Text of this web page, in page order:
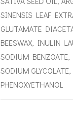
SINENSIS LEAF
GLUTAMATE
BEESWAX, INULIN
SODIUM BENZOATE,
SODIUM
PHENOXYETHANOL